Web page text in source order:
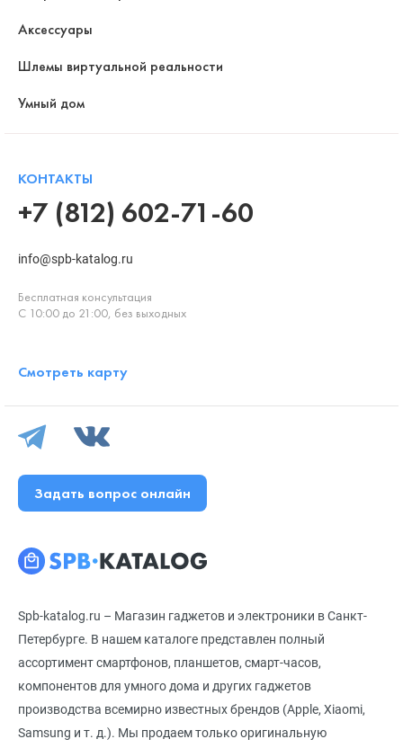
Spb-katalog.ru – Магазин гаджетов и электроники в Санкт-
Петербурге. В нашем каталоге представлен полный
ассортимент смартфонов, планшетов, смарт-часов,
компонентов для умного дома и других гаджетов
производства всемирно известных брендов (Apple, Xiaomi,
Samsung и т. д.). Мы продаем только оригинальную
Аксессуары
Шлемы виртуальной реальности
Умный дом
КОНТАКТЫ
+7 (812) 602-71-60
info@spb-katalog.ru
Бесплатная консультация
С 10:00 до 21:00, без выходных
Смотреть карту
Задать вопрос онлайн